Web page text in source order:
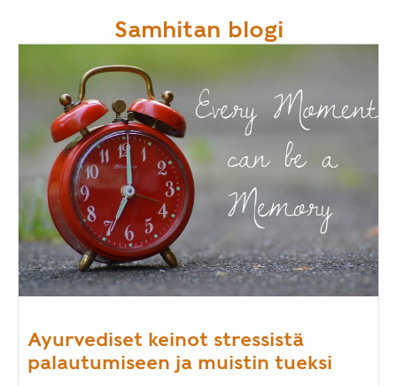
Samhitan blogi
Ayurvediset keinot stressistä
palautumiseen ja muistin tueksi